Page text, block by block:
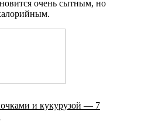
очень сытным, но
и кукурузой — 7